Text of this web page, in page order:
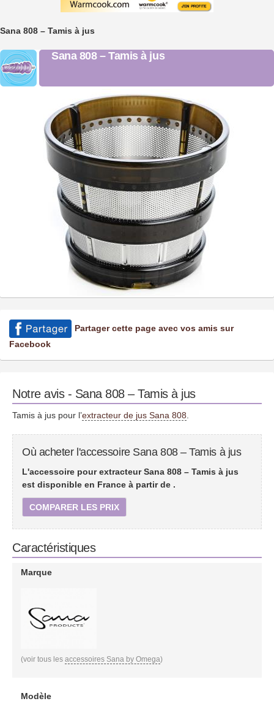
Sana 808 – Tamis à jus
Sana 808 – Tamis à jus
Partager cette page avec vos amis sur
Facebook
Notre avis - Sana 808 – Tamis à jus
Tamis à jus pour l’extracteur de jus Sana 808
Où acheter l'accessoire Sana 808 – Tamis à jus
L'accessoire pour extracteur Sana 808 – Tamis à jus
est disponible en France à partir de .
COMPARER LES PRIX
Caractéristiques
Marque
(voir tous les accessoires Sana by Omega)
Modèle